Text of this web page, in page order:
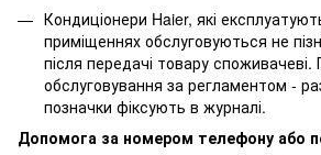
Кондиціонери Haier, які
приміщеннях обслуговуються не
після передачі товару
обслуговування за регламентом -
позначки фіксують в журналі.
Допомога за номером телефону або